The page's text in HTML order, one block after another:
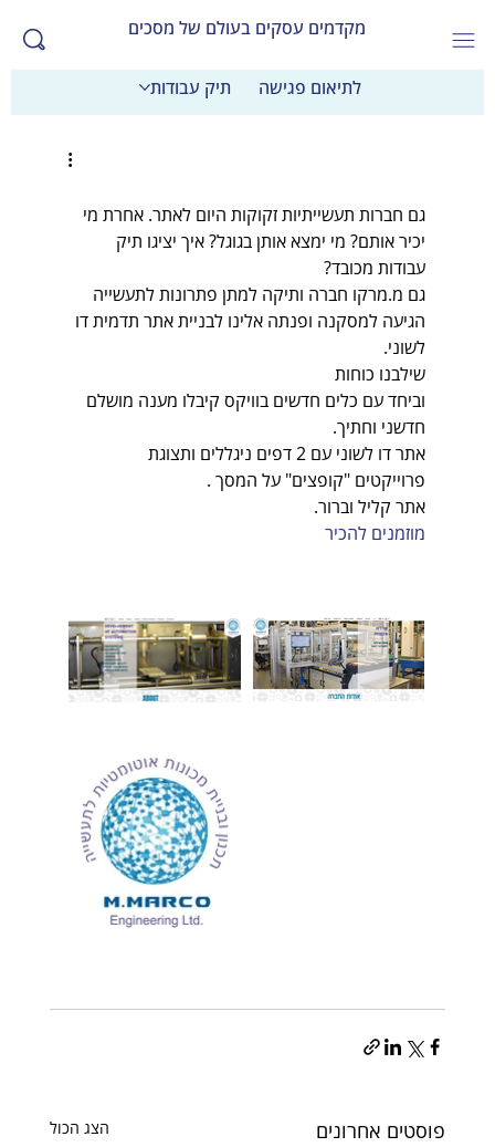
מקדמים עסקים בעולם של מסכים
לתיאום פגישה תיק עבודות
גם חברות תעשייתיות זקוקות היום לאתר. אחרת מי
יכיר אותם? מי ימצא אותן בגוגל? איך יציגו תיק
עבודות מכובד?
גם מ.מרקו חברה ותיקה למתן פתרונות לתעשייה
הגיעה למסקנה ופנתה אלינו לבניית אתר תדמית דו
לשוני.
שילבנו כוחות
וביחד עם כלים חדשים בוויקס קיבלו מענה מושלם
חדשני וחתיך.
אתר דו לשוני עם 2 דפים ניגללים ותצוגת
פרוייקטים "קופצים" על המסך .
אתר קליל וברור.
מוזמנים להכיר
פוסטים אחרונים הצג הכול